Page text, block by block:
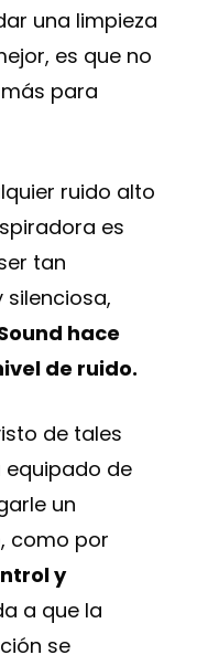
una limpieza
es que no
para
ruido alto
es
tan
hace
de ruido.
de tales
de
un
como por
y
a que la
se